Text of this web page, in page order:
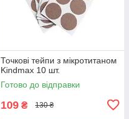
Точкові тейпи з мікротитаном
Kindmax 10 шт.
Готово до відправки
109 ₴ 130 ₴